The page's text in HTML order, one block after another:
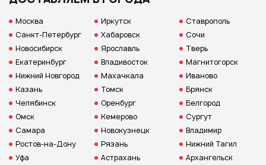
Москва
Санкт-Петербург
Новосибирск
Екатеринбург
Нижний Новгород
Казань
Челябинск
Омск
Самара
Ростов-на-Дону
Уфа
Иркутск
Хабаровск
Ярославль
Владивосток
Махачкала
Томск
Оренбург
Кемерово
Новокузнецк
Рязань
Астрахань
Ставрополь
Сочи
Тверь
Магнитогорск
Иваново
Брянск
Белгород
Сургут
Владимир
Нижний Тагил
Архангельск